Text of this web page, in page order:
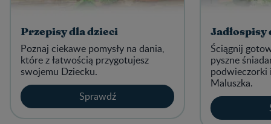
Przepisy dla dzieci
Poznaj ciekawe pomysły na dania,
które z łatwością przygotujesz
swojemu Dziecku.
Sprawdź
Jadłospisy
Ściągnij
pyszne
podwieczorki
Maluszka.